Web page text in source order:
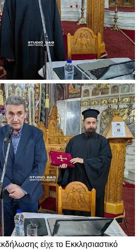
είχε το Εκκλησιαστικό